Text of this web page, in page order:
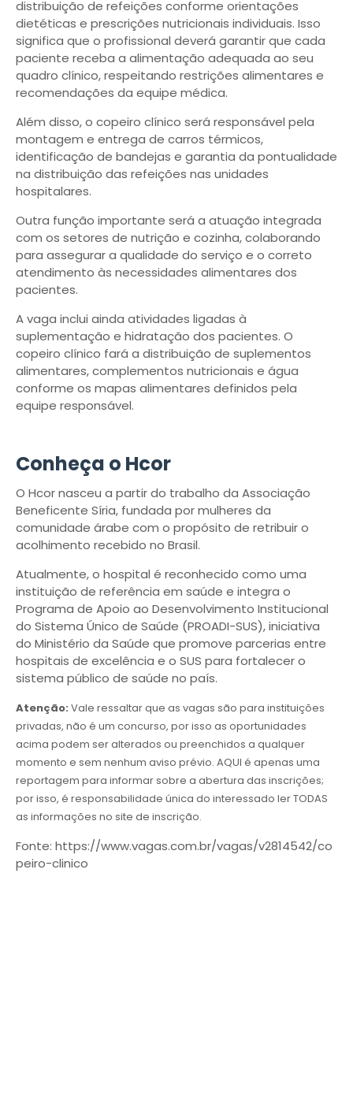
distribuição de refeições conforme orientações
dietéticas e prescrições nutricionais individuais. Isso
significa que o profissional deverá garantir que cada
paciente receba a alimentação adequada ao seu
quadro clínico, respeitando restrições alimentares e
recomendações da equipe médica.
Além disso, o copeiro clínico será responsável pela
montagem e entrega de carros térmicos,
identificação de bandejas e garantia da pontualidade
na distribuição das refeições nas unidades
hospitalares.
Outra função importante será a atuação integrada
com os setores de nutrição e cozinha, colaborando
para assegurar a qualidade do serviço e o correto
atendimento às necessidades alimentares dos
pacientes.
A vaga inclui ainda atividades ligadas à
suplementação e hidratação dos pacientes. O
copeiro clínico fará a distribuição de suplementos
alimentares, complementos nutricionais e água
conforme os mapas alimentares definidos pela
equipe responsável.
Conheça o Hcor
O Hcor nasceu a partir do trabalho da Associação
Beneficente Síria, fundada por mulheres da
comunidade árabe com o propósito de retribuir o
acolhimento recebido no Brasil.
Atualmente, o hospital é reconhecido como uma
instituição de referência em saúde e integra o
Programa de Apoio ao Desenvolvimento Institucional
do Sistema Único de Saúde (PROADI-SUS), iniciativa
do Ministério da Saúde que promove parcerias entre
hospitais de excelência e o SUS para fortalecer o
sistema público de saúde no país.
Atenção: Vale ressaltar que as vagas são para instituições
privadas, não é um concurso, por isso as oportunidades
acima podem ser alterados ou preenchidos a qualquer
momento e sem nenhum aviso prévio. AQUI é apenas uma
reportagem para informar sobre a abertura das inscrições;
por isso, é responsabilidade única do interessado ler TODAS
as informações no site de inscrição.
Fonte: https://www.vagas.com.br/vagas/v2814542/co
peiro-clinico